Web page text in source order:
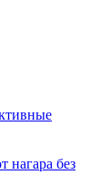
нагара без